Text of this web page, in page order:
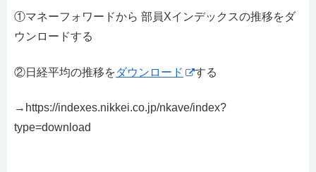
①マネーフォワードから 部員Xインデックスの推移をダ
ウンロードする
②日経平均の推移をダウンロード する
→https://indexes.nikkei.co.jp/nkave/index?
type=download